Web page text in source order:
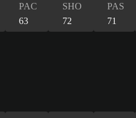
PAC
63
SHO
72
PAS
71